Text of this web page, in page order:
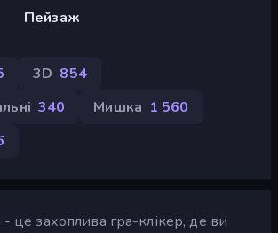
Пейзаж
3D 854
340 Мишка 1 560
- це захоплива гра-клікер, де ви